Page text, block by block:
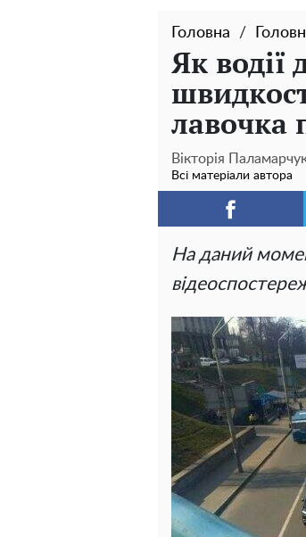
Головна
Як
лавочка
Вікторія
Всі матеріали автора
На даний